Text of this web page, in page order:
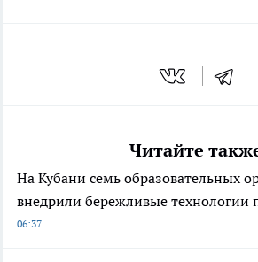
Читайте
На Кубани семь образовательных
внедрили бережливые технологии
06:37